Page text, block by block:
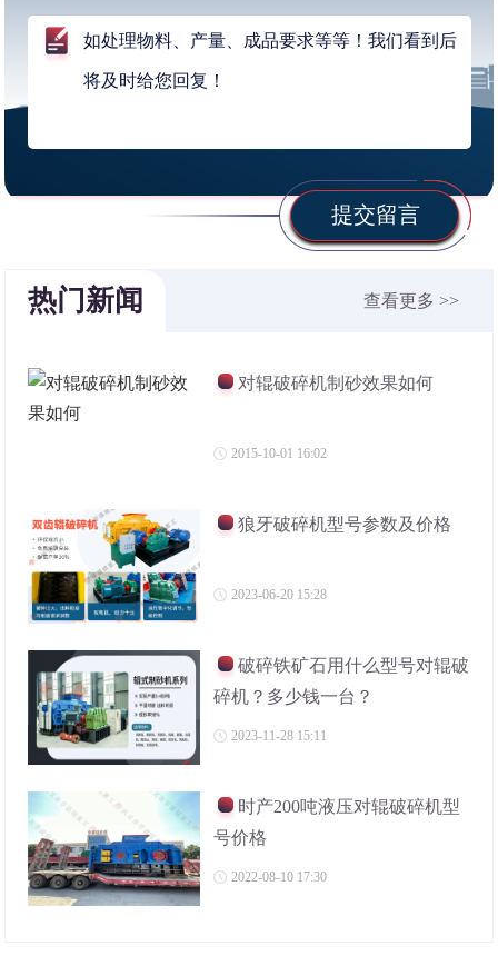
提交留言
热门新闻 查看更多 >>
对辊破碎机制砂效果如何
2015-10-01 16:02
狼牙破碎机型号参数及价格
2023-06-20 15:28
破碎铁矿石用什么型号对辊破
碎机？多少钱一台？
2023-11-28 15:11
时产200吨液压对辊破碎机型
号价格
2022-08-10 17:30